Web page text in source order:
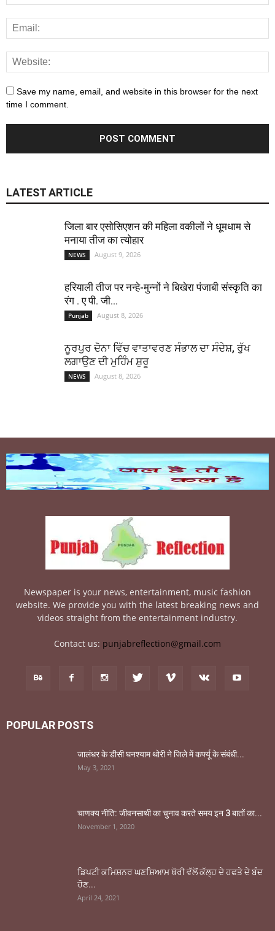
Save my name, email, and website in this browser for the next
time I comment.
LATEST ARTICLE
जिला बार एसोसिएशन की महिला वकीलों ने धूमधाम से
मनाया तीज का त्योहार
NEWS August 9, 2026
हरियाली तीज पर नन्हे-मुन्नों ने बिखेरा पंजाबी संस्कृति का
रंग . ए पी. जी...
Punjab August 8, 2026
ਨੂਰਪੁਰ ਦੋਨਾ ਵਿੱਚ ਵਾਤਾਵਰਣ ਸੰਭਾਲ ਦਾ ਸੰਦੇਸ਼, ਰੁੱਖ
ਲਗਾਉਣ ਦੀ ਮੁਹਿੰਮ ਸ਼ੁਰੂ
NEWS August 8, 2026
Newspaper is your news, entertainment, music fashion
website. We provide you with the latest breaking news and
videos straight from the entertainment industry.
Contact us: punjabreflection@gmail.com
POPULAR POSTS
जालंधर के डीसी घनश्याम थोरी ने जिले में कर्फ्यू के संबंधी...
May 3, 2021
चाणक्य नीति: जीवनसाथी का चुनाव करते समय इन 3 बातों का...
November 1, 2020
ਡਿਪਟੀ ਕਮਿਸ਼ਨਰ ਘਣਸ਼ਿਆਮ ਥੋਰੀ ਵੱਲੋਂ ਕੱਲ੍ਹ ਦੇ ਹਫਤੇ ਦੇ ਬੰਦ
ਹੋਣ...
April 24, 2021